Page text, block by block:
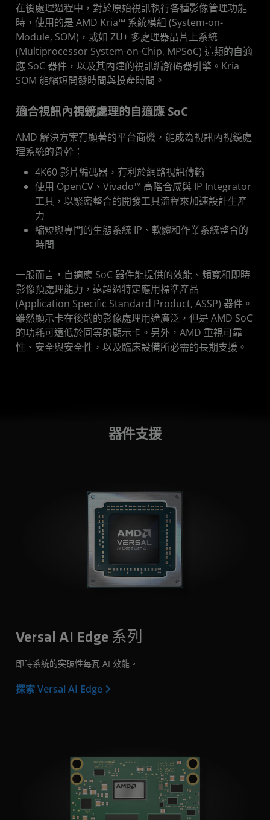
在後處理過程中，對於原始視訊執行各種影像管理功能
時，使用的是 AMD Kria™ 系統模組 (System-on-
Module, SOM)，或如 ZU+ 多處理器晶片上系統
(Multiprocessor System-on-Chip, MPSoC) 這類的自適
應 SoC 器件，以及其內建的視訊編解碼器引擎。Kria
SOM 能縮短開發時間與投產時間。
適合視訊內視鏡處理的自適應 SoC
AMD 解決方案有顯著的平台商機，能成為視訊內視鏡處
理系統的骨幹：
4K60 影片編碼器，有利於網路視訊傳輸
使用 OpenCV、Vivado™ 高階合成與 IP Integrator
工具，以緊密整合的開發工具流程來加速設計生產
力
縮短與專門的生態系統 IP、軟體和作業系統整合的
時間
一般而言，自適應 SoC 器件能提供的效能、頻寬和即時
影像預處理能力，遠超過特定應用標準產品
(Application Specific Standard Product, ASSP) 器件。
雖然顯示卡在後端的影像處理用途廣泛，但是 AMD SoC
的功耗可遠低於同等的顯示卡。另外，AMD 重視可靠
性、安全與安全性，以及臨床設備所必需的長期支援。
器件支援
Versal AI Edge 系列
即時系統的突破性每瓦 AI 效能。
探索 Versal AI Edge